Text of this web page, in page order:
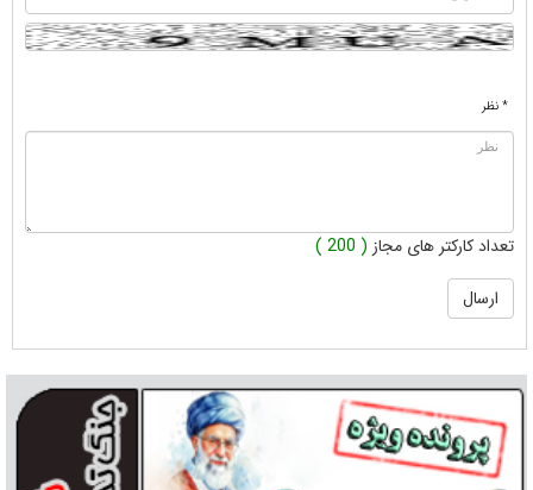
* نظر
تعداد کارکتر های مجاز ( 200 )